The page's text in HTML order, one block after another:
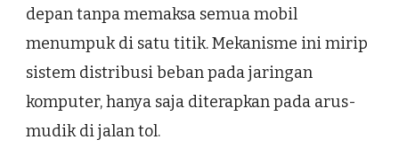
depan tanpa memaksa semua mobil
menumpuk di satu titik. Mekanisme ini mirip
sistem distribusi beban pada jaringan
komputer, hanya saja diterapkan pada arus-
mudik di jalan tol.